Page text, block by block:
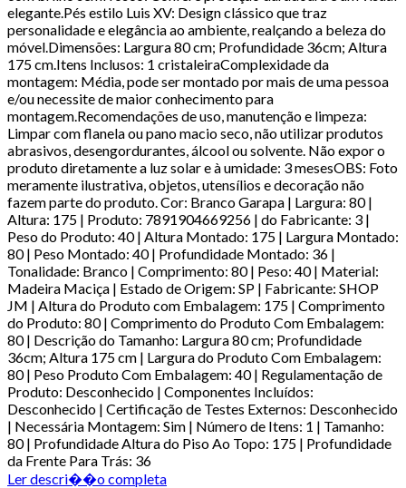
elegante.Pés estilo Luis XV: Design clássico que traz
personalidade e elegância ao ambiente, realçando a beleza do
móvel.Dimensões: Largura 80 cm; Profundidade 36cm; Altura
175 cm.Itens Inclusos: 1 cristaleiraComplexidade da
montagem: Média, pode ser montado por mais de uma pessoa
e/ou necessite de maior conhecimento para
montagem.Recomendações de uso, manutenção e limpeza:
Limpar com flanela ou pano macio seco, não utilizar produtos
abrasivos, desengordurantes, álcool ou solvente. Não expor o
produto diretamente a luz solar e à umidade: 3 mesesOBS: Foto
meramente ilustrativa, objetos, utensílios e decoração não
fazem parte do produto. Cor: Branco Garapa | Largura: 80 |
Altura: 175 | Produto: 7891904669256 | do Fabricante: 3 |
Peso do Produto: 40 | Altura Montado: 175 | Largura Montado:
80 | Peso Montado: 40 | Profundidade Montado: 36 |
Tonalidade: Branco | Comprimento: 80 | Peso: 40 | Material:
Madeira Maciça | Estado de Origem: SP | Fabricante: SHOP
JM | Altura do Produto com Embalagem: 175 | Comprimento
do Produto: 80 | Comprimento do Produto Com Embalagem:
80 | Descrição do Tamanho: Largura 80 cm; Profundidade
36cm; Altura 175 cm | Largura do Produto Com Embalagem:
80 | Peso Produto Com Embalagem: 40 | Regulamentação de
Produto: Desconhecido | Componentes Incluídos:
Desconhecido | Certificação de Testes Externos: Desconhecido
| Necessária Montagem: Sim | Número de Itens: 1 | Tamanho:
80 | Profundidade Altura do Piso Ao Topo: 175 | Profundidade
da Frente Para Trás: 36
Ler descri��o completa